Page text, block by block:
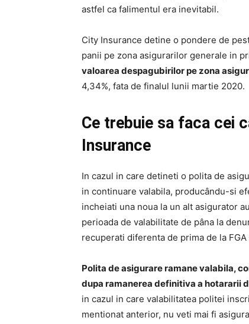
astfel ca falimentul era inevitabil.
City Insurance detine o pondere de
panii pe zona asigurarilor ge­nerale in
valoarea despagubirilor pe zona
4,34%, fata de finalul lu­nii martie 2020.
Ce trebuie sa faca cei
Insurance
In cazul in care detineti o polita de
in continuare valabila, producându-si
incheiati una noua la un alt asigurator
perioada de valabilitate de pâna la
recuperati diferenta de prima de la
Polita de asigurare ramane valabila,
dupa ramanerea definitiva a hotararii
in cazul in care valabilitatea politei
mentionat anterior, nu veti mai fi